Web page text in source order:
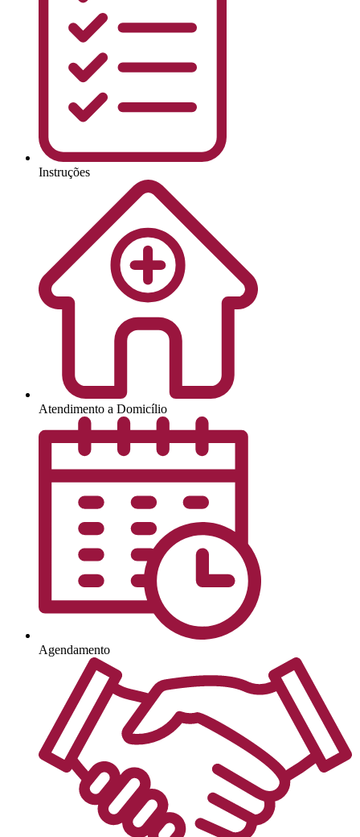
Instruções
Atendimento a Domicílio
Agendamento